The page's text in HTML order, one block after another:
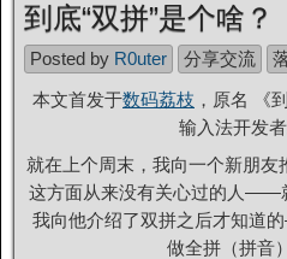
到底“双拼”是个啥？
Posted by R0uter 分享交流
本文首发于数码荔枝 ，原名 《
输入法开发者
就在上个周末，我向一个新朋
这方面从来没有关心过的人——
我向他介绍了双拼之后才知道
做全拼（拼音